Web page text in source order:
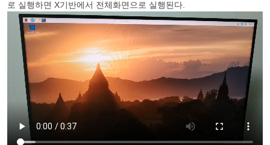
로 실행하면 X기반에서 전체화면으로 실행된다.